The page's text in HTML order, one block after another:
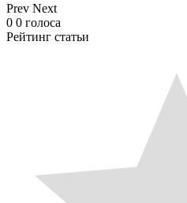
Prev Next
0 0 голоса
Рейтинг статьи